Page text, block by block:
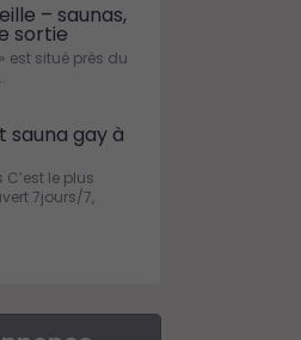
– saunas,
sortie
est situé près du
sauna gay à
le plus
7jours/7,